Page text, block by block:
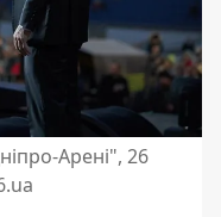
Арені", 26